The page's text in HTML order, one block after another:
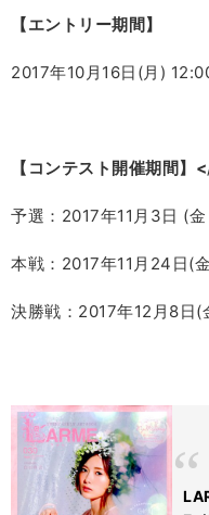
【エントリー期間】
2017年10月 16日 (月 )
【コンテスト開催期間】<
予選： 2017年11 月 3日 (
本戦： 2017年11 月 24 日(金
決勝戦： 2017年12 月 8日(